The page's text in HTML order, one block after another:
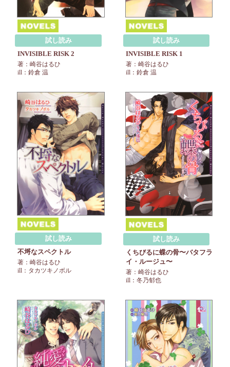
試し読み
INVISIBLE RISK 2
著：崎谷はるひ
ill：鈴倉 温
試し読み
INVISIBLE RISK 1
著：崎谷はるひ
ill：鈴倉 温
試し読み
不埒なスペクトル
著：崎谷はるひ
ill：タカツキノボル
試し読み
くちびるに蝶の骨〜バタフラ
イ・ルージュ〜
著：崎谷はるひ
ill：冬乃郁也